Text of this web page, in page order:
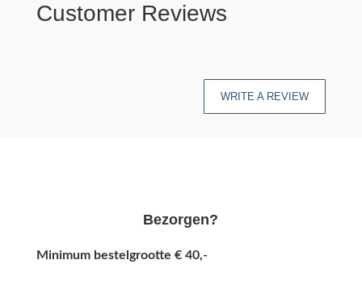
Customer Reviews
WRITE A REVIEW
Bezorgen?
Minimum bestelgrootte € 40,-